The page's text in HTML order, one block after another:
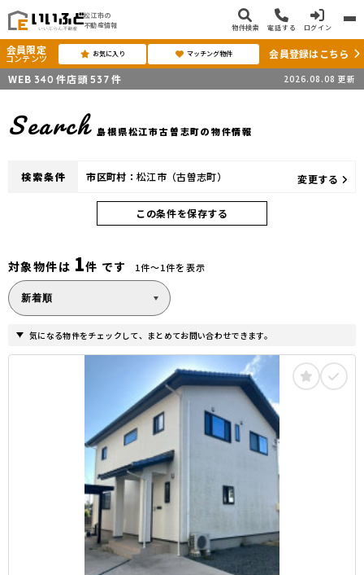
松江市の
不動産情報
物件検索 電話する ログイン
会員限定
コンテンツ お気に入り マッチング物件
会員登録はこちら
WEB 340 件店頭 537 件 2026.08.08 更新
Search 島根県松江市古曽志町の物件情報
検索条件 市区町村： 松江市（古曽志町） 変更する
この条件を保存する
対象物件は 1件 です 1件〜1件を表示
気になる物件をチェックして、まとめてお問い合わせできます。